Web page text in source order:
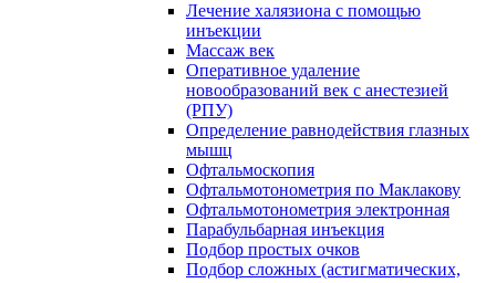
Лечение халязиона с помощью
инъекции
Массаж век
Оперативное удаление
новообразований век с анестезией
(РПУ)
Определение равнодействия глазных
мышц
Офтальмоскопия
Офтальмотонометрия по Маклакову
Офтальмотонометрия электронная
Парабульбарная инъекция
Подбор простых очков
Подбор сложных (астигматических,